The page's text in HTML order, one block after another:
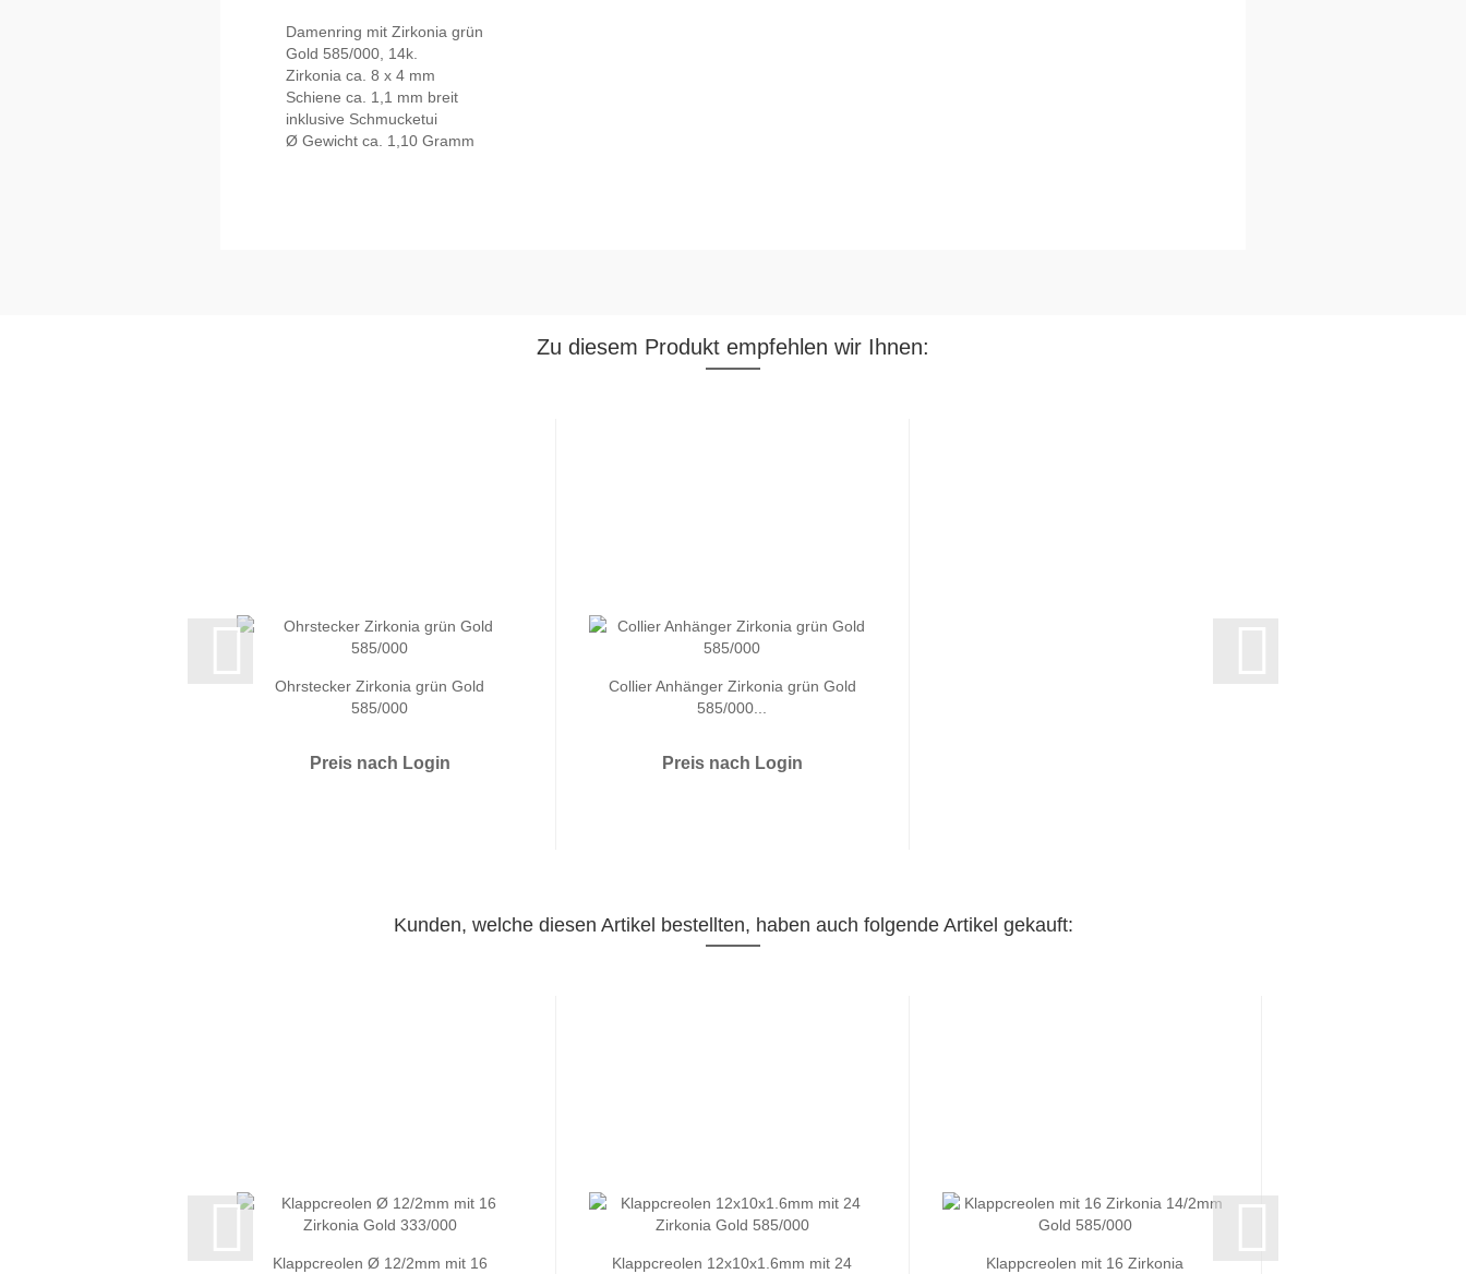
Damenring mit Zirkonia grün
Gold 585/000, 14k.
Zirkonia ca. 8 x 4 mm
Schiene ca. 1,1 mm breit
inklusive Schmucketui
Ø Gewicht ca. 1,10 Gramm
Zu diesem Produkt empfehlen wir Ihnen:
Ohrstecker Zirkonia grün Gold
585/000
Preis nach Login
Collier Anhänger Zirkonia grün Gold
585/000...
Preis nach Login
Kunden, welche diesen Artikel bestellten, haben auch folgende Artikel gekauft:
Klappcreolen Ø 12/2mm mit 16
Klappcreolen 12x10x1.6mm mit 24
Klappcreolen mit 16 Zirkonia